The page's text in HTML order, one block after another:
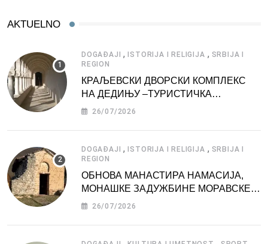
AKTUELNO
DOGAĐAJI , ISTORIJA I RELIGIJA , SRBIJA I
REGION
КРАЉЕВСКИ ДВОРСКИ КОМПЛЕКС
НА ДЕДИЊУ –ТУРИСТИЧКА
АТРАКЦИЈА
26/07/2026
DOGAĐAJI , ISTORIJA I RELIGIJA , SRBIJA I
REGION
ОБНОВА МАНАСТИРА НАМАСИЈА,
МОНАШКЕ ЗАДУЖБИНЕ МОРАВСКЕ
СРБИЈЕ
26/07/2026